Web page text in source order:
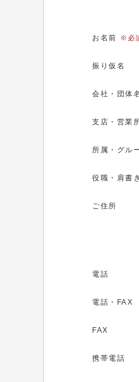
お名前 ※必
振り仮名
会社・団体名
支店・営業
所属・グル
役職・肩書き
ご住所
電話
電話・FAX
FAX
携帯電話